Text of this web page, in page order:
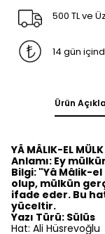
500 TL ve
14 gün
Ürün
YÂ MÂLIK-EL MÜLK
Anlamı: Ey
Bilgi: "Yâ Mâlik-
olup, mülkün
ifade eder. Bu
yüceltir.
Yazı Türü: Sülüs
Hat: Ali Hüsrevoğlu